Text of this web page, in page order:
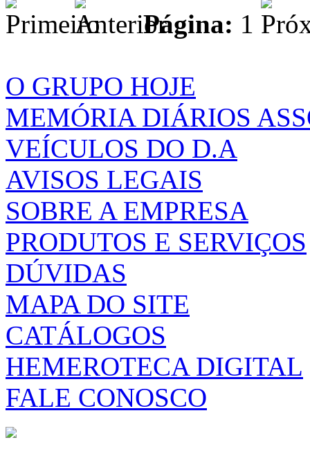
Página: 1
O GRUPO HOJE
MEMÓRIA DIÁRIOS
VEÍCULOS DO D.A
AVISOS LEGAIS
SOBRE A EMPRESA
PRODUTOS E SERVIÇOS
DÚVIDAS
MAPA DO SITE
CATÁLOGOS
HEMEROTECA DIGITAL
FALE CONOSCO